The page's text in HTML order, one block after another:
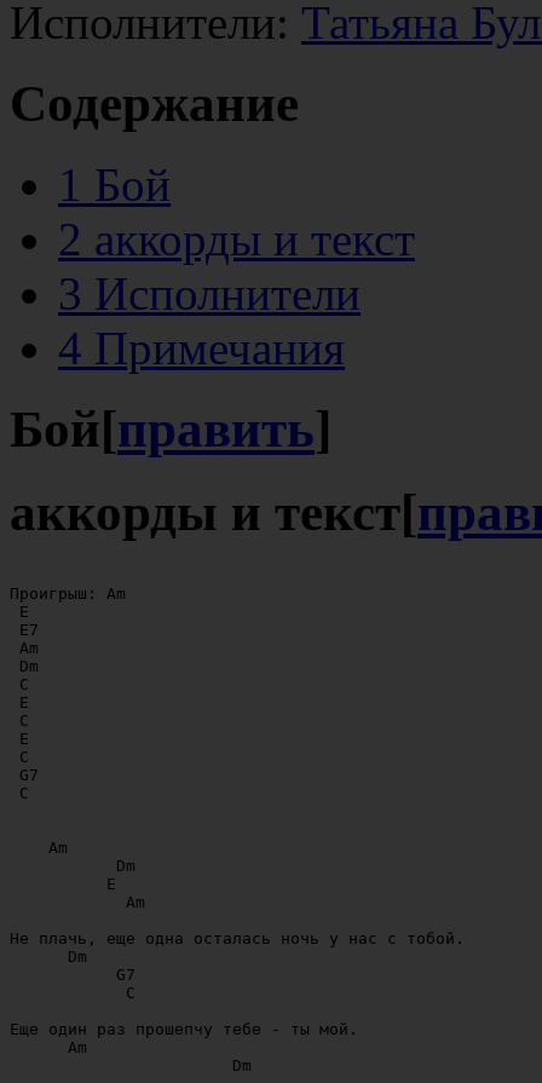
Исполнители: Татьяна
Содержание
1 Бой
2 аккорды и текст
3 Исполнители
4 Примечания
Бой[править]
аккорды и текст[
Проигрыш: Am
E
E7
Am
Dm
C
E
C
E
C
G7
C
    Am
           Dm
          E
            Am
Не плачь, еще одна осталась ночь у нас с тобой.
      Dm
           G7
            C
Еще один раз прошепчу тебе - ты мой.
      Am
                       Dm